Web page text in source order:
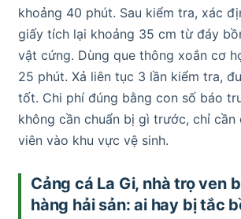
khoảng 40 phút. Sau kiểm tra, xác
giấy tích lại khoảng 35 cm từ đáy
vật cứng. Dùng que thông xoắn cơ
25 phút. Xả liên tục 3 lần kiểm tra,
tốt. Chi phí đúng bằng con số báo
không cần chuẩn bị gì trước, chỉ cần
viên vào khu vực vệ sinh.
Cảng cá La Gi, nhà trọ ven
hàng hải sản: ai hay bị tắc